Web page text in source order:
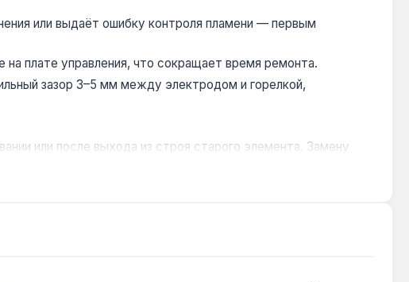
или выдаёт ошибку контроля пламени — первым
плате управления, что сокращает время ремонта.
зазор 3–5 мм между электродом и горелкой,
или после выхода из строя старого элемента. Замену
и крепление отличаются.